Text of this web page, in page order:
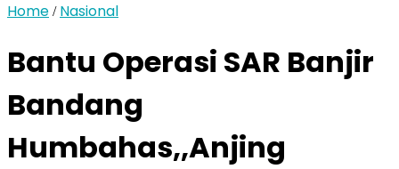
Home / Nasional
Bantu Operasi SAR Banjir
Bandang
Humbahas,,Anjing